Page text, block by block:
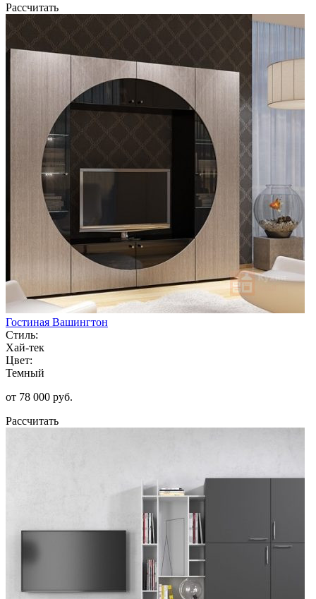
Рассчитать
Гостиная Вашингтон
Стиль:
Хай-тек
Цвет:
Темный
от 78 000 руб.
Рассчитать